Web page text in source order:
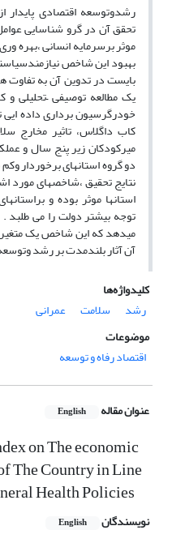
رشدوتوسعه اقتصادی پایدار
تحقق آن در گرو شناسایی
موثر برسرمایه انسانی ،بهره
بهبود این شاخص
بایست در تدوین آن به تفاوت
یک مطالعه توصیفی –تحلیلی و
خودرگرسیون برداری داده ایی
کاب داگلاس، تاثیر مخارج
میرکودکان زیر پنج سال و
دو گروه استانهای برخوردار
نتایج تحقیق ،شاخصهای مورد
استانها موثر بوده و
توجه بیشتر دولت را می طلبد
میدهد که این شاخص یک
آن آثار بلندمدت بر رشد
کلیدواژه‌ها
رشد
سلامت
عمرانی
موضوعات
اقتصاد رفاه و توسعه
عنوان مقاله English
on The economic
The Country in Line
Health Policies
نویسندگان English